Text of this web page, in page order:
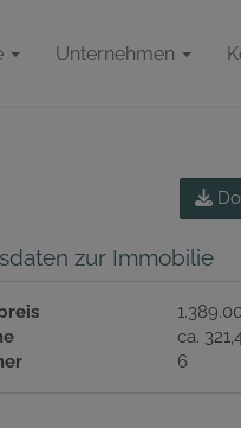
Unternehmen
zur Immobilie
ca.
6